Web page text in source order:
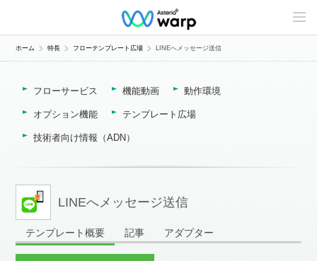
C
n
e
ホーム 特長 フローテンプレート広場 LINEへメッセージ送信
フローサービス 機能動画 動作環境
オプション機能 テンプレート広場
技術者向け情報（ADN）
LINEへメッセージ送信
テンプレート概要 記事 アダプター